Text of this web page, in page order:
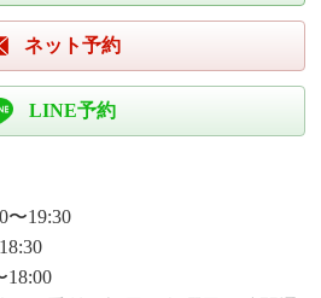
ネット予約
LINE予約
〜19:30
18:00